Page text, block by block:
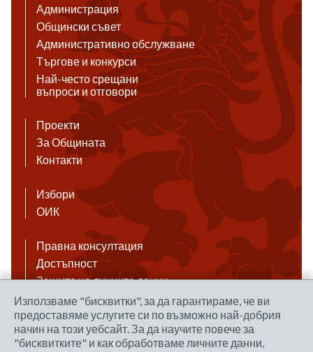
Администрация
Общински съвет
Административно обслужване
Търгове и конкурси
Най-често срещани
въпроси и отговори
Проекти
За Общината
Контакти
Избори
ОИК
Правна консултация
Достъпност
Защита на личните данни
Антикорупция
Връзки
Използваме "бисквитки", за да гарантираме, че ви
предоставяме услугите си по възможно най-добрия
начин на този уебсайт. За да научите повече за
"бисквитките" и как обработваме личните данни,